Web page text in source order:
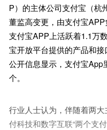
P）的主体公司支付宝（杭
董监高变更，由支付宝
支付宝APP上活跃着1.1万
宝开放平台提供的产品和接
公开信息显示，支付宝
个。
行业人士认为，伴随着两
付科技和数字互联“两个支